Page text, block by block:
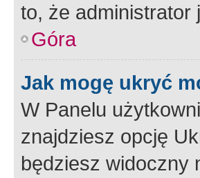
to, że administrator
Góra
Jak mogę ukryć
W Panelu
znajdziesz opcję
będziesz widoczny